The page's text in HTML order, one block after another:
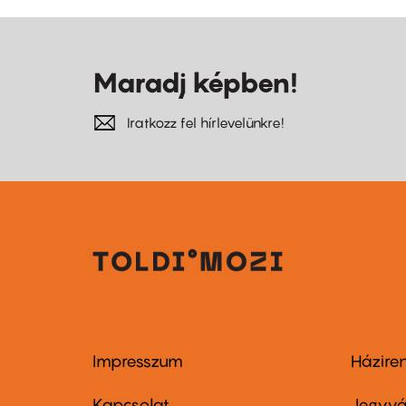
Maradj képben!
Iratkozz fel hírlevelünkre!
Footer
Impresszum